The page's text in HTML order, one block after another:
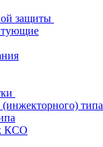
защиты
типа
КСО